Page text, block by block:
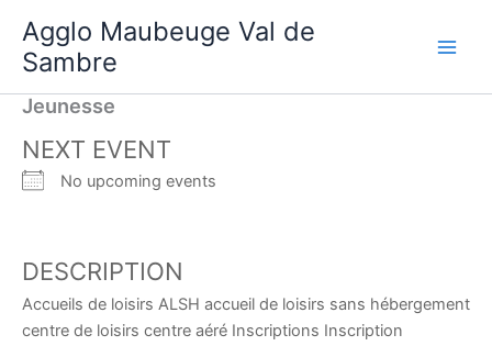
contenu
Agglo Maubeuge Val de
Sambre
Jeunesse
NEXT EVENT
No upcoming events
DESCRIPTION
Accueils de loisirs ALSH accueil de loisirs sans hébergement
centre de loisirs centre aéré Inscriptions Inscription